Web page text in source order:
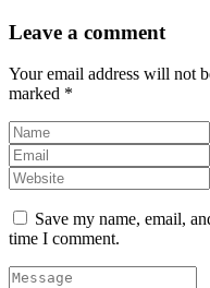
Leave a comment
Your email address will not
marked *
Save my name, email,
time I comment.